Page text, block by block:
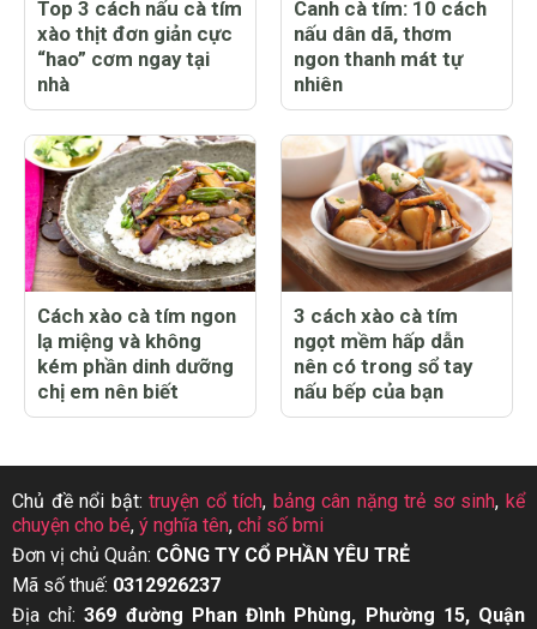
Top 3 cách nấu cà tím
xào thịt đơn giản cực
“hao” cơm ngay tại
nhà
Canh cà tím: 10 cách
nấu dân dã, thơm
ngon thanh mát tự
nhiên
Cách xào cà tím ngon
lạ miệng và không
kém phần dinh dưỡng
chị em nên biết
3 cách xào cà tím
ngọt mềm hấp dẫn
nên có trong sổ tay
nấu bếp của bạn
Chủ đề nổi bật:truyện cổ tích, bảng cân nặng trẻ sơ sinh,kể
chuyện cho bé, ý nghĩa tên, chỉ số bmi
Đơn vị chủ Quản: CÔNG TY CỔ PHẦN YÊU TRẺ
Mã số thuế: 0312926237
Địa chỉ:369 đường Phan Đình Phùng, Phường 15, Quận